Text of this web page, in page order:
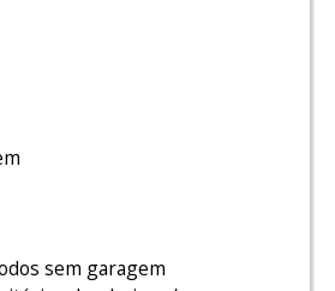
sem garagem